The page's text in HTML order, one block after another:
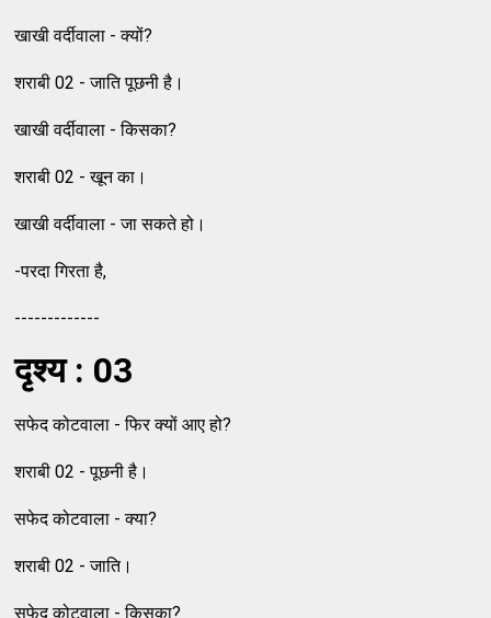
खाखी वर्दीवाला - क्यों?
शराबी 02 - जाति पूछनी है।
खाखी वर्दीवाला - किसका?
शराबी 02 - खून का।
खाखी वर्दीवाला - जा सकते हो।
-परदा गिरता है,
-------------
दृश्य : 03
सफेद कोटवाला - फिर क्यों आए हो?
शराबी 02 - पूछनी है।
सफेद कोटवाला - क्या?
शराबी 02 - जाति।
सफेद कोटवाला - किसका?